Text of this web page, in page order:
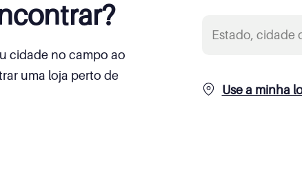
cidade no campo ao
uma loja perto de
Use a minha